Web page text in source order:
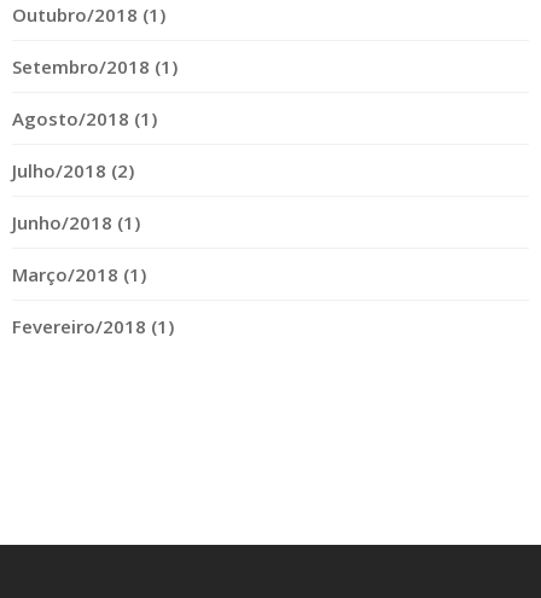
Outubro/2018 (1)
Setembro/2018 (1)
Agosto/2018 (1)
Julho/2018 (2)
Junho/2018 (1)
Março/2018 (1)
Fevereiro/2018 (1)